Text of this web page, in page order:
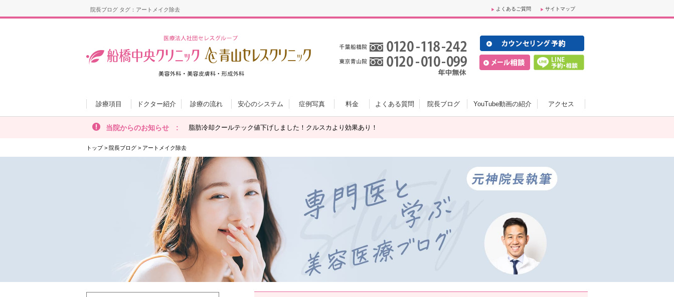
院長ブログ タグ：アートメイク除去 よくあるご質問 サイトマップ
診療項目 ドクター紹介 診療の流れ 安心のシステム 症例写真 料金 よくある質問 院長ブログ YouTube動画の紹介 アクセス
当院からのお知らせ : 脂肪冷却クールテック値下げしました！クルスカより効果あり！
トップ > 院長ブログ > アートメイク除去